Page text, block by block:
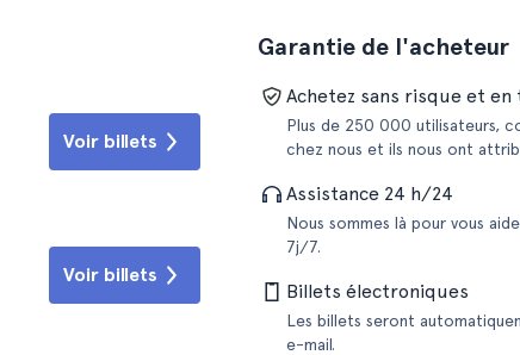
Voir billets
Voir billets
Garantie de l'acheteur
Achetez sans risque et
Plus de 250 000 utilisateurs,
chez nous et ils nous ont
Assistance 24 h/24
Nous sommes là pour vous
7j/7.
Billets électroniques
Les billets seront
e-mail.